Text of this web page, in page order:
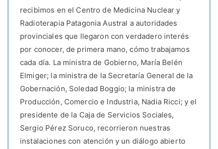
recibimos en el Centro de Medicina Nuclear y
Radioterapia Patagonia Austral a autoridades
provinciales que llegaron con verdadero interés
por conocer, de primera mano, cómo trabajamos
cada día. La ministra de Gobierno, María Belén
Elmiger; la ministra de la Secretaría General de la
Gobernación, Soledad Boggio; la ministra de
Producción, Comercio e Industria, Nadia Ricci; y el
presidente de la Caja de Servicios Sociales,
Sergio Pérez Soruco, recorrieron nuestras
instalaciones con atención y un diálogo abierto